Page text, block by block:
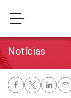
Notícias